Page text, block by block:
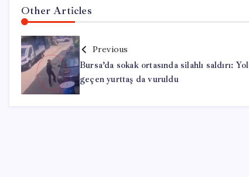
Other Articles
Previous
Bursa’da sokak ortasında silahlı saldırı:
geçen yurttaş da vuruldu